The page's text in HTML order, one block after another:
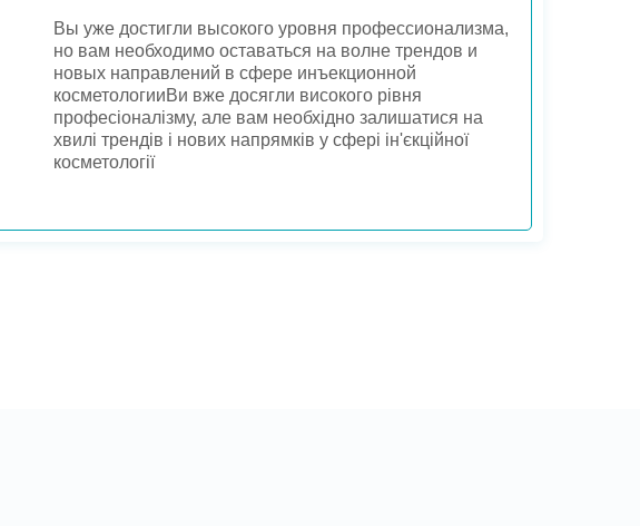
Вы уже достигли высокого уровня профессионализма,
но вам необходимо оставаться на волне трендов и
новых направлений в сфере инъекционной
косметологииВи вже досягли високого рівня
професіоналізму, але вам необхідно залишатися на
хвилі трендів і нових напрямків у сфері ін'єкційної
косметології